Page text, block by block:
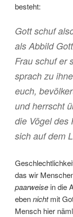
besteht:
Gott schuf
als Abbild
Frau schuf er
sprach zu
euch,
und herrscht
die Vögel des
sich auf dem
das wir
paarweise in die
ebennichtmit
Mensch hier